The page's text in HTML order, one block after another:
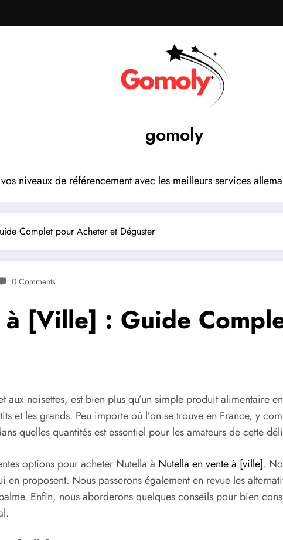
gomoly
niveaux de référencement avec les meilleurs services
Complet pour Acheter et Déguster
0 Comments
[Ville] : Guide
noisettes, est bien plus qu’un simple produit alimentaire
et les grands. Peu importe où l’on se trouve en France, y
quelles quantités est essentiel pour les amateurs de cette
options pour acheter Nutella à Nutella en vente à [ville].
proposent. Nous passerons également en revue les
Enfin, nous aborderons quelques conseils pour bien